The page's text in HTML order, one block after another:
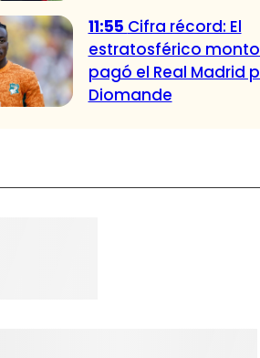
11:55 Cifra récord: El
estratosférico
pagó el Real Madrid
Diomande